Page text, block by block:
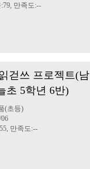
만족도:--
걷쓰 프로젝트(남
초 5학년 6반)
(초등)
만족도:--